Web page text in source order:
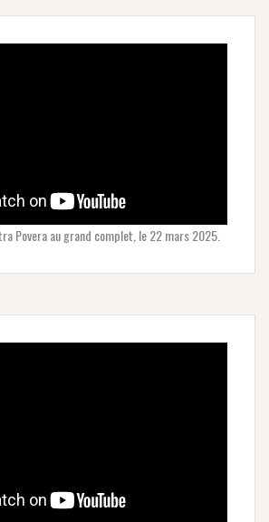
Povera au grand complet, le 22 mars 2025.